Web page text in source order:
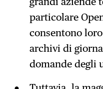
particolare
consentono
archivi di
domande degli